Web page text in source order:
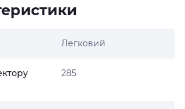
Легковий
285